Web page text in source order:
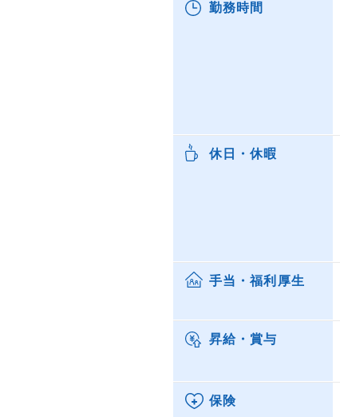
勤務時間
休日・休暇
手当・福利厚生
昇給・賞与
保険